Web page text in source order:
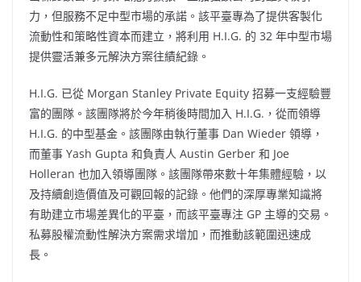
力，但服務不足中型市場的承諾。該平臺專為了提供客製化
流動性和策略性資本而建立，將利用 H.I.G. 的 32 年中型市場
提供靈活兼多元解決方案往績紀錄。
H.I.G. 已從 Morgan Stanley Private Equity 招募一支經驗豐
富的團隊。該團隊將於今年稍後時間加入 H.I.G.，從而領導
H.I.G. 的中型基金。該團隊由執行董事 Dan Wieder 領導，
而董事 Yash Gupta 和負責人 Austin Gerber 和 Joe
Holleran 也加入領導團隊。該團隊帶來數十年集體經驗，以
及持續創造價值及可觀回報的記錄。他們的深厚專業知識將
有助建立市場差異化的平臺，而該平臺專注 GP 主導的交易。
私募股權流動性解決方案需求增加，而推動該範圍迅速成
長。